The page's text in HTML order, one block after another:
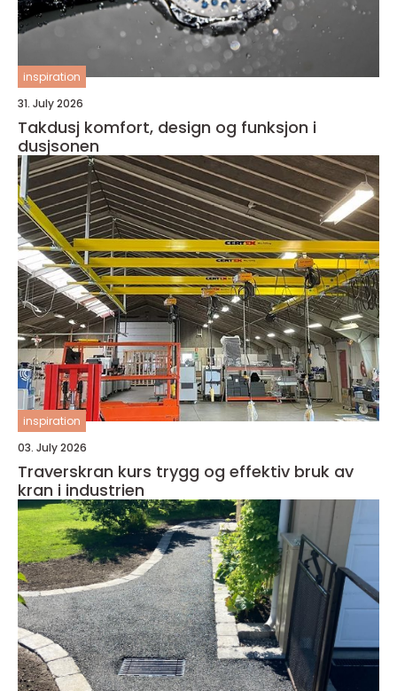
inspiration
31. July 2026
Takdusj komfort, design og funksjon i
dusjsonen
inspiration
03. July 2026
Traverskran kurs trygg og effektiv bruk av
kran i industrien